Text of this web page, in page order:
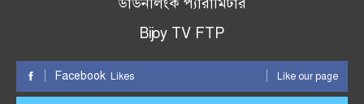
Bijoy TV FTP
Facebook Likes Like our page